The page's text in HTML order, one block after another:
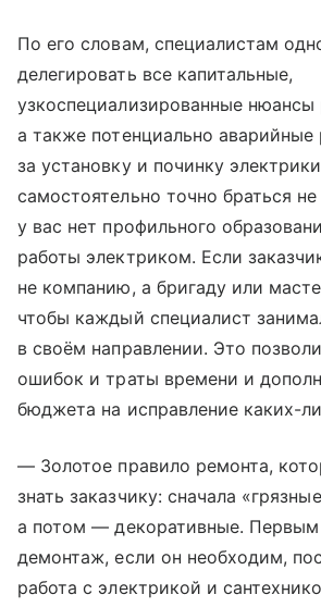
По его словам, специалистам
делегировать все капитальные,
узкоспециализированные нюансы
а также потенциально аварийные
за установку и починку электрики
самостоятельно точно браться
у вас нет профильного
работы электриком. Если
не компанию, а бригаду или
чтобы каждый специалист
в своём направлении. Это
ошибок и траты времени и
бюджета на исправление каких-
— Золотое правило ремонта,
знать заказчику: сначала
а потом — декоративные. Первым
демонтаж, если он необходим,
работа с электрикой и